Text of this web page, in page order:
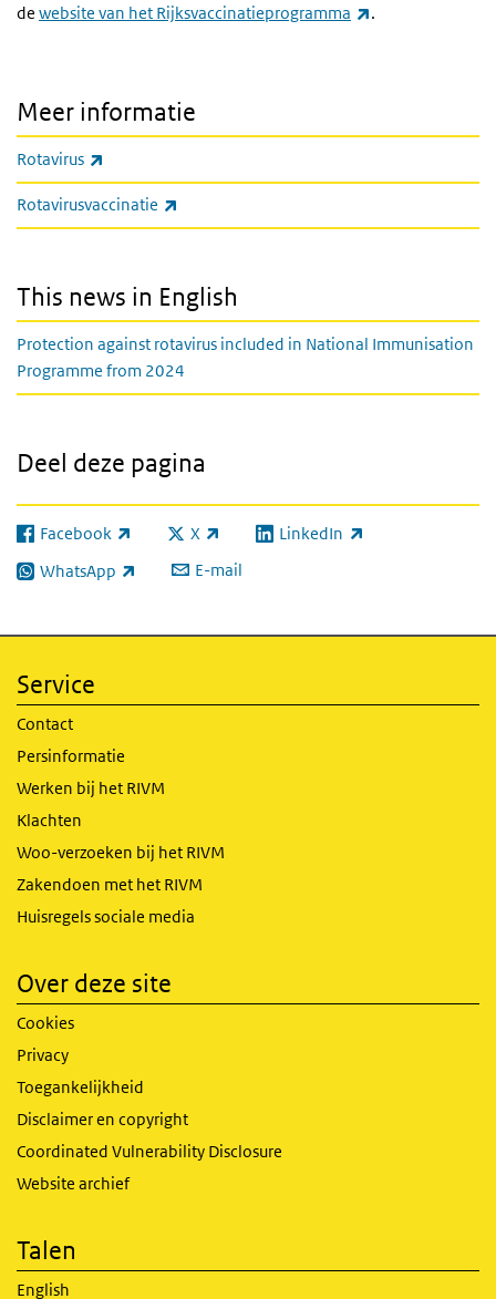
de website van het Rijksvaccinatieprogramma (externe link)
.
Meer informatie
Rotavirus
Rotavirusvaccinatie
This news in English
Protection against rotavirus included in National Immunisation
Programme from 2024
Deel deze pagina
Facebook
(externe link) X
(externe link) LinkedIn
(externe link)
WhatsApp
(externe link) E-mail
Service
Contact
Persinformatie
Werken bij het RIVM
Klachten
Woo-verzoeken bij het RIVM
Zakendoen met het RIVM
Huisregels sociale media
Over deze site
Cookies
Privacy
Toegankelijkheid
Disclaimer en copyright
Coordinated Vulnerability Disclosure
Website archief
Talen
English